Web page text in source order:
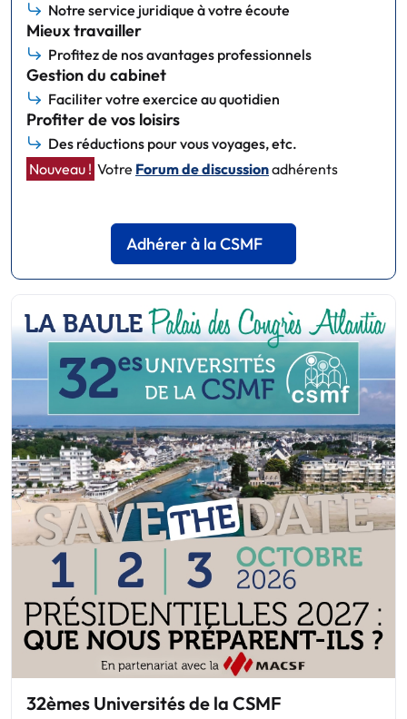
Notre service juridique à votre écoute
Mieux travailler
Profitez de nos avantages professionnels
Gestion du cabinet
Faciliter votre exercice au quotidien
Profiter de vos loisirs
Des réductions pour vous voyages, etc.
Nouveau ! Votre Forum de discussionadhérents
Adhérer à la CSMF
32èmes Universités de la CSMF